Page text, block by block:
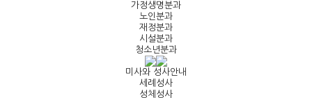
가정생명분과
노인분과
재정분과
시설분과
청소년분과
미사와 성사안내
세례성사
성체성사